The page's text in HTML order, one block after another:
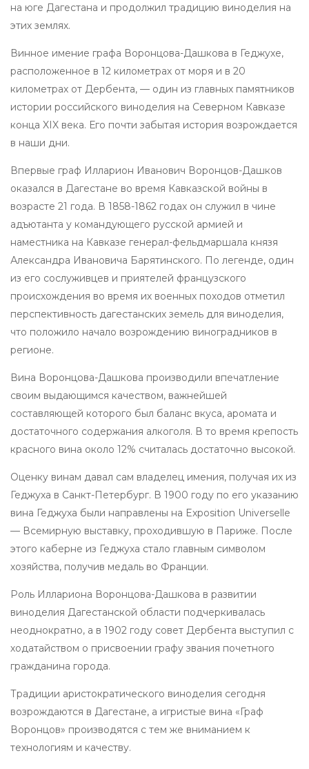
на юге Дагестана и продолжил традицию виноделия на
этих землях.
Винное имение графа Воронцова-Дашкова в Геджухе,
расположенное в 12 километрах от моря и в 20
километрах от Дербента, — один из главных памятников
истории российского виноделия на Северном Кавказе
конца XIX века. Его почти забытая история возрождается
в наши дни.
Впервые граф Илларион Иванович Воронцов-Дашков
оказался в Дагестане во время Кавказской войны в
возрасте 21 года. В 1858-1862 годах он служил в чине
адъютанта у командующего русской армией и
наместника на Кавказе генерал-фельдмаршала князя
Александра Ивановича Барятинского. По легенде, один
из его сослуживцев и приятелей французского
происхождения во время их военных походов отметил
перспективность дагестанских земель для виноделия,
что положило начало возрождению виноградников в
регионе.
Вина Воронцова-Дашкова производили впечатление
своим выдающимся качеством, важнейшей
составляющей которого был баланс вкуса, аромата и
достаточного содержания алкоголя. В то время крепость
красного вина около 12% считалась достаточно высокой.
Оценку винам давал сам владелец имения, получая их из
Геджуха в Санкт-Петербург. В 1900 году по его указанию
вина Геджуха были направлены на Exposition Universelle
— Всемирную выставку, проходившую в Париже. После
этого каберне из Геджуха стало главным символом
хозяйства, получив медаль во Франции.
Роль Иллариона Воронцова-Дашкова в развитии
виноделия Дагестанской области подчеркивалась
неоднократно, а в 1902 году совет Дербента выступил с
ходатайством о присвоении графу звания почетного
гражданина города.
Традиции аристократического виноделия сегодня
возрождаются в Дагестане, а игристые вина «Граф
Воронцов» производятся с тем же вниманием к
технологиям и качеству.